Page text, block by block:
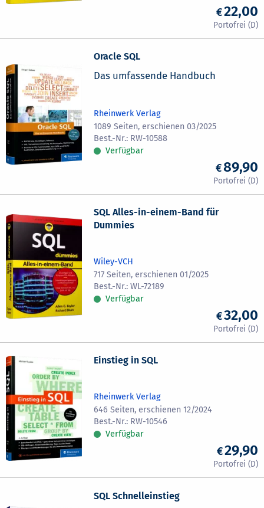
22,00
Oracle SQL
Das umfassende Handbuch
Rheinwerk Verlag
1089 Seiten, erschienen 03/2025
RW-10588
Verfügbar
89,90
SQL Alles-in-einem-Band für
Dummies
Wiley-VCH
717 Seiten, erschienen 01/2025
WL-72189
Verfügbar
32,00
Einstieg in SQL
Rheinwerk Verlag
646 Seiten, erschienen 12/2024
RW-10546
Verfügbar
29,90
SQL Schnelleinstieg